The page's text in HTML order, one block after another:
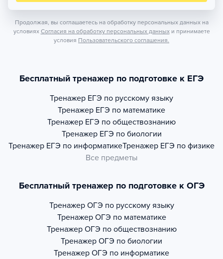
Продолжая, вы соглашаетесь на обработку персональных данных на
условиях Согласия на обработку персональных данных и принимаете
условия Пользовательского соглашения.
Бесплатный тренажер по подготовке к ЕГЭ
Тренажер ЕГЭ по русскому языку
Тренажер ЕГЭ по математике
Тренажер ЕГЭ по обществознанию
Тренажер ЕГЭ по биологии
Тренажер ЕГЭ по информатикеТренажер ЕГЭ по физике
Все предметы
Бесплатный тренажер по подготовке к ОГЭ
Тренажер ОГЭ по русскому языку
Тренажер ОГЭ по математике
Тренажер ОГЭ по обществознанию
Тренажер ОГЭ по биологии
Тренажер ОГЭ по информатике